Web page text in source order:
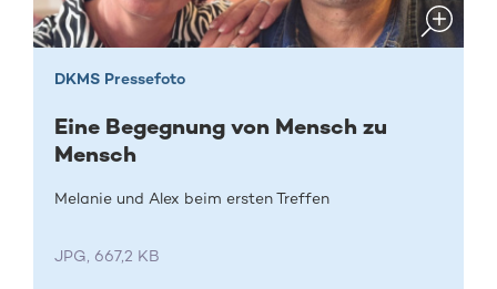
DKMS Pressefoto
Eine Begegnung von Mensch zu
Mensch
Melanie und Alex beim ersten Treffen
JPG, 667,2 KB